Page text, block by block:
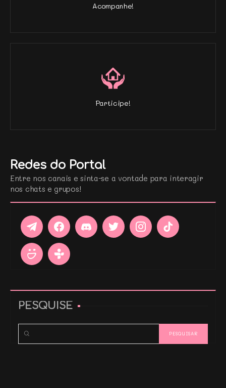
Acompanhe!
Participe!
Redes do Portal
Entre nos canais e sinta-se a vontade para interagir
nos chats e grupos!
PESQUISE